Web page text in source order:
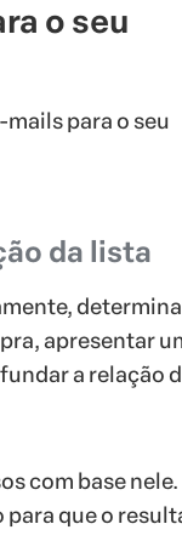
o seu
mails para o seu
da lista
apresentar
a relação
com base nele.
que o